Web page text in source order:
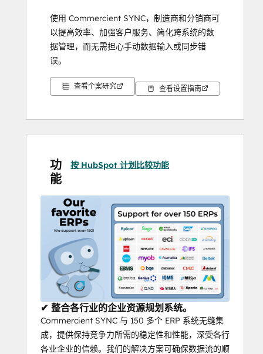
使用 Commercient SYNC，制造商和分销商可
以提高效率、加强客户服务、简化跨系统的数
据管理，而无需担心手动数据输入或同步错
误。
如果您有兴趣了解我们的
eci Macola 和
立即试用我们的演示，亲身体验无缝 ERP 数据
支持版本 Kewill、Alliance/MFG、
Vanguard、JobBoss、Macola Progression、
Macola ES、Macola 10.7、M1 和 MAX。
查看个案研究 查看设置指南
功
能
按 HubSpot 计划比较功能
✔ 整合各行业的企业资源规划系统。
Commercient SYNC 与 150 多个 ERP 系统无缝集
成，提供保持竞争力所需的稳定性和性能，深受各行
各业企业的信赖。我们的解决方案可确保数据流的顺